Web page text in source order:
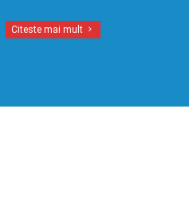
Citeste mai mult